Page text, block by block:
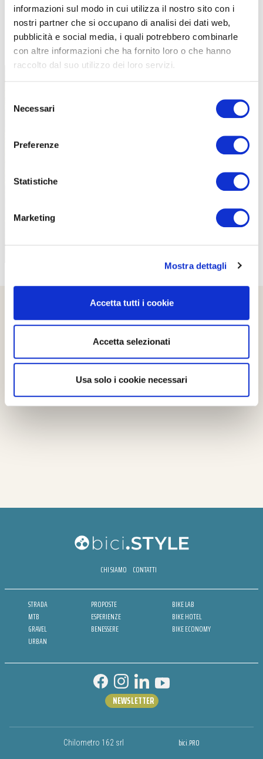
informazioni sul modo in cui utilizza il nostro sito con i
nostri partner che si occupano di analisi dei dati web,
pubblicità e social media, i quali potrebbero combinarle
con altre informazioni che ha fornito loro o che hanno
raccolto dal suo utilizzo dei loro servizi.
delNecessari
Preferenze
Statistiche
Marketing
Mostra dettagli
Accetta tutti i cookie
Accetta selezionati
Usa solo i cookie necessari
TUTTE LE CATEGORIE DEL MAGAZINE
CHI SIAMO CONTATTI
STRADA
MTB
GRAVEL
URBAN
PROPOSTE
ESPERIENZE
BENESSERE
BIKE LAB
BIKE HOTEL
BIKE ECONOMY
Chilometro 162 srl bici.PRO
NEWSLETTER